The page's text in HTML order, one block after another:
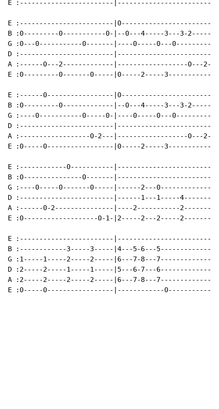
E :------------------------|------------------------|
E :------------------------|0-----------------------|
B :0---------0-----------0-|--0---4-----3---3-2-----|
G :0---0-----------0-------|----0-----0---0---------|
D :------------------------|------------------------|
A :------0---2-------------|------------------0---2-|
E :0---------0-------0-----|0-----2-----3-----------|
E :------0-----------------|0-----------------------|
B :0---------0-------------|--0---4-----3---3-2-----|
G :----0-----------0-----0-|----0-----0---0---------|
D :------------------------|------------------------|
A :------------------0-2---|------------------0---2-|
E :0-----0-----------------|0-----2-----3-----------|
E :------------0-----------|------------------------|
B :0---------------0-------|------------------------|
G :----0-----0-------0-----|------2---0-------------|
D :------------------------|------1---1-----4-------|
A :------0-2---------------|----2-----------2-------|
E :0-------------------0-1-|2-----2---2-----2-------|
E :------------------------|------------------------|
B :------------3-----3-----|4---5-6---5-------------|
G :1-----1-----2-----2-----|6---7-8---7-------------|
D :2-----2-----1-----1-----|5---6-7---6-------------|
A :2-----2-----2-----2-----|6---7-8---7-------------|
E :0-----0-----------------|------------0-----------|